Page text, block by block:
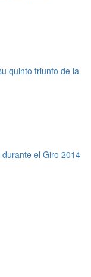
quinto triunfo de la
el Giro 2014